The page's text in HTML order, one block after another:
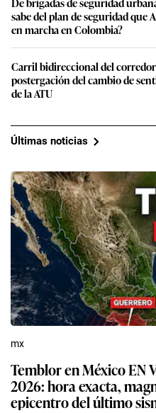
sabe del plan de seguridad que
en marcha en Colombia?
Carril bidireccional del
postergación del cambio de
de la ATU
Últimas noticias
mx
Temblor en México EN
2026: hora exacta,
epicentro del último